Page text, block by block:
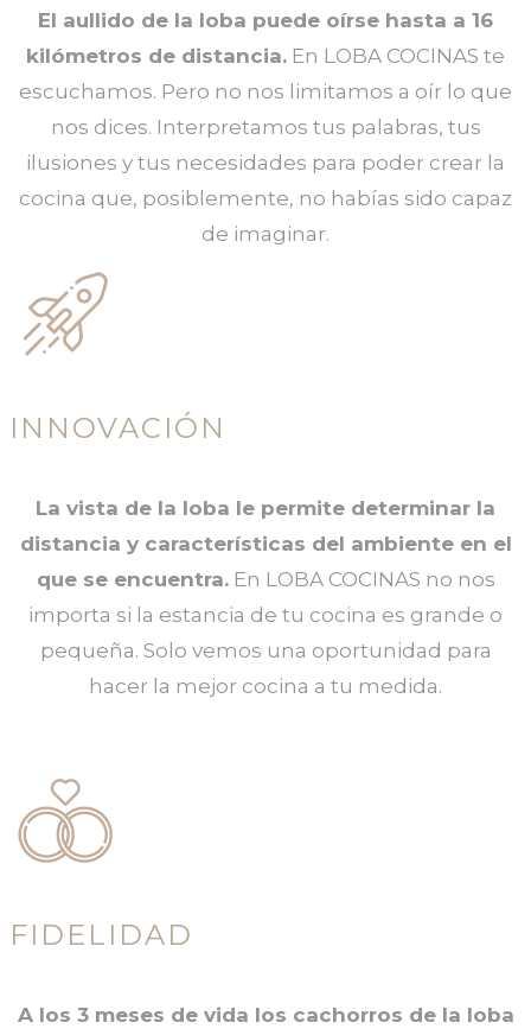
El aullido de la loba puede oírse hasta a 16
kilómetros de distancia. En LOBA COCINAS te
escuchamos. Pero no nos limitamos a oír lo que
nos dices. Interpretamos tus palabras, tus
ilusiones y tus necesidades para poder crear la
cocina que, posiblemente, no habías sido capaz
de imaginar.
INNOVACIÓN
La vista de la loba le permite determinar la
distancia y características del ambiente en el
que se encuentra.En LOBA COCINAS no nos
importa si la estancia de tu cocina es grande o
pequeña. Solo vemos una oportunidad para
hacer la mejor cocina a tu medida.
FIDELIDAD
A los 3 meses de vida los cachorros de la loba